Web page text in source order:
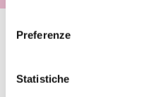
consenso
Preferenze
Statistiche